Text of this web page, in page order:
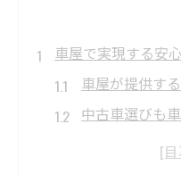
車屋で実現する安
車屋が提供す
中古車選びも
修理や鈑金も